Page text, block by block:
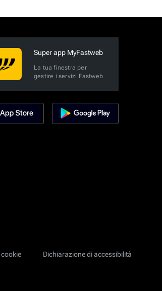
Super app MyFastweb
La tua finestra per
gestire i servizi Fastweb
Dichiarazione di accessibilità